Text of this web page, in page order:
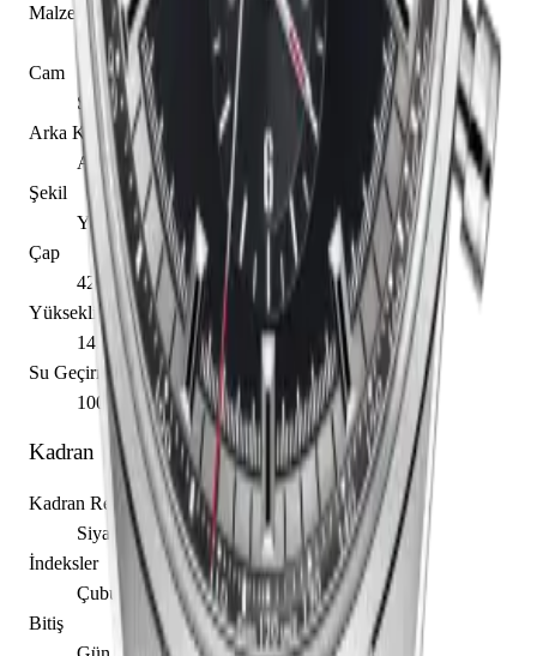
Malzeme
Paslanmaz Çelik
Cam
Safir
Arka Kapak
Açık
Şekil
Yuvarlak
Çap
42.00 mm
Yükseklik
14.05 mm
Su Geçirmezlik
100.00 m
Kadran
Kadran Rengi
Siyah
İndeksler
Çubuk / Nokta
Bitiş